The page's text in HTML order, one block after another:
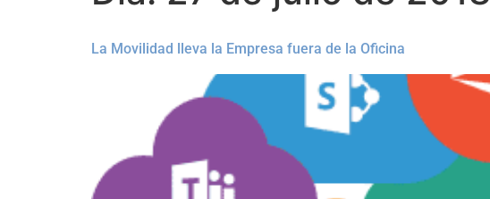
La Movilidad lleva la Empresa fuera de la Oficina